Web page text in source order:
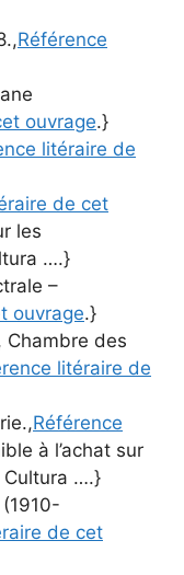
Référence
ouvrage.}
litéraire de
de cet
les
….}
–
ouvrage.}
Chambre des
litéraire de
Référence
à l’achat sur
Cultura ….}
de cet